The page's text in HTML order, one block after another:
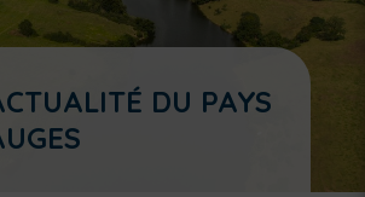
DU PAYS